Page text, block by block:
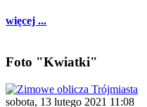
więcej ...
Foto "Kwiatki"
sobota, 13 lutego 2021 11:08